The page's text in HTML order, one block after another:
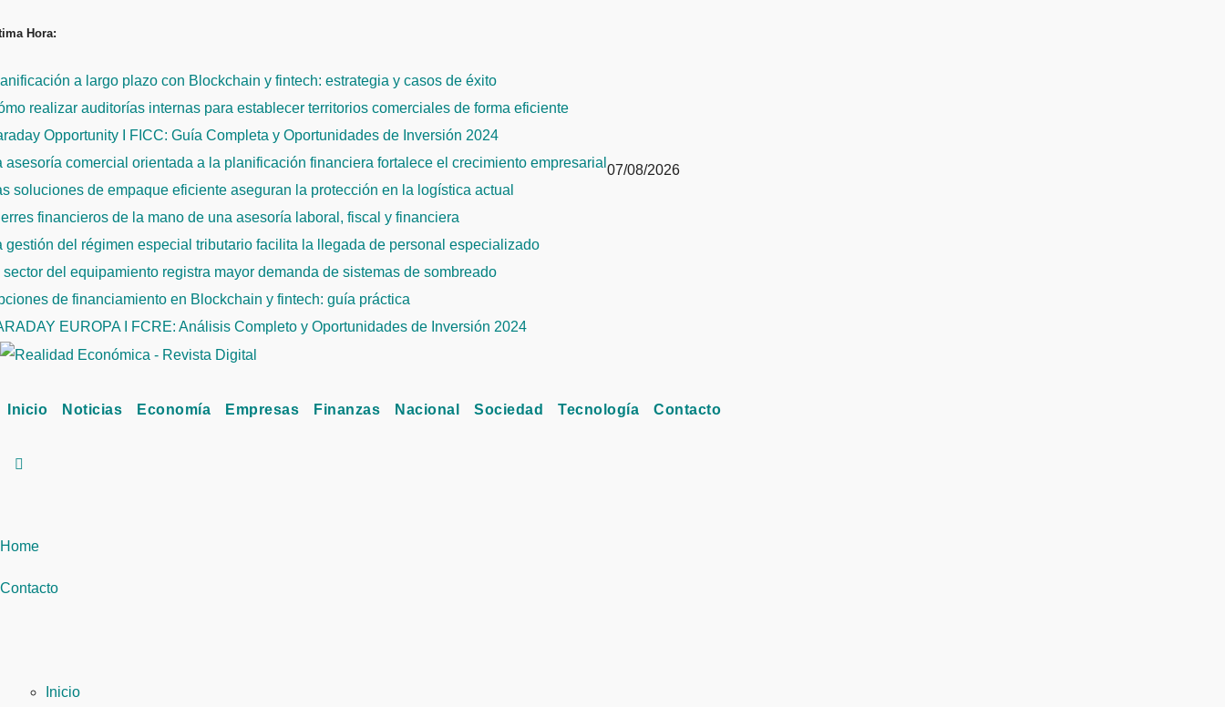
al
Hora:
a largo plazo con Blockchain y fintech: estrategia y casos de éxito
realizar auditorías internas para establecer territorios comerciales de forma eficiente
Opportunity I FICC: Guía Completa y Oportunidades de Inversión 2024
asesoría comercial orientada a la planificación financiera fortalece el crecimiento empresarial
soluciones de empaque eficiente aseguran la protección en la logística actual
financieros de la mano de una asesoría laboral, fiscal y financiera
gestión del régimen especial tributario facilita la llegada de personal especializado
sector del equipamiento registra mayor demanda de sistemas de sombreado
de financiamiento en Blockchain y fintech: guía práctica
EUROPA I FCRE: Análisis Completo y Oportunidades de Inversión 2024
07/08/2026
Inicio Noticias Economía Empresas Finanzas Nacional Sociedad Tecnología Contacto
Home
Contacto
Inicio